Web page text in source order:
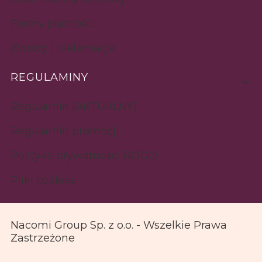
Formy płatności
Zwroty i reklamacje
REGULAMINY
Regulamin (AKTUALNY)
Regulamin promocji
Polityka prywatności RODO
Pliki cookies
Nacomi Group Sp. z o.o. - Wszelkie Prawa
Zastrzeżone